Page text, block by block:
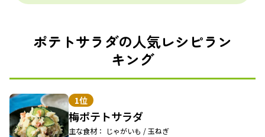
ポテトサラダの人気レシピラン
キング
1位
梅ポテトサラダ
主な食材： じゃがいも / 玉ねぎ